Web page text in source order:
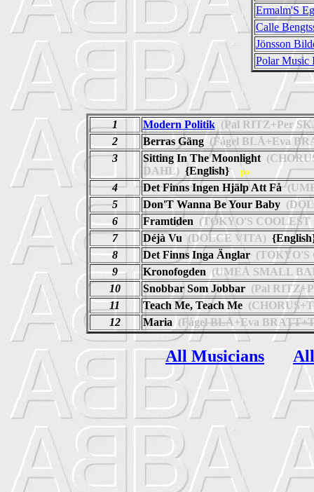
Ermalm'S
Calle
Jönsson
Polar Music
1 Modern Politik(Pal RITZ+Per
2
Berras Gäng(Fågel BLÅ+Eva
3
Sitting In The Moonlight
DAHL){English} po
4 Det Finns Ingen Hjälp Att Få
5
Don'T Wanna Be Your Baby
6
Framtiden (TOKYO'S COOLEST
7
Déjà Vu (DOLCE VITA)
8
Det Finns Inga Änglar(TOKYO'S
9
Kronofogden (UMEÅ SMALL
10
Snobbar Som Jobbar(Pal
11
Teach Me, Teach Me
12
Maria (Fågel BLÅ+Eva
All Musicians